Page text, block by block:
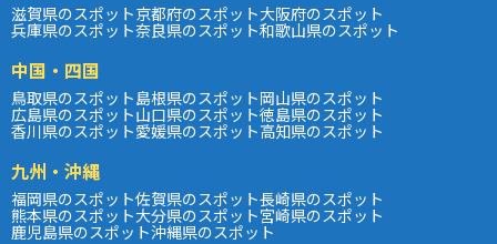
滋賀県のスポット京都府のスポット大阪府のスポット
兵庫県のスポット奈良県のスポット和歌山県のスポット
中国・四国
鳥取県のスポット島根県のスポット岡山県のスポット
広島県のスポット山口県のスポット徳島県のスポット
香川県のスポット愛媛県のスポット高知県のスポット
九州・沖縄
福岡県のスポット佐賀県のスポット長崎県のスポット
熊本県のスポット大分県のスポット宮崎県のスポット
鹿児島県のスポット沖縄県のスポット